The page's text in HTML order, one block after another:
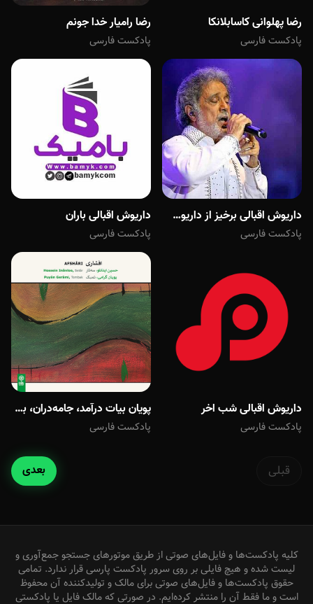
رضا پهلوانی کاسابلانکا
پادکست فارسی
رضا رامیار خدا جونم
پادکست فارسی
داریوش اقبالی برخیز از داریوش اقبالی (320 + متن کامل)
پادکست فارسی
داریوش اقبالی باران
پادکست فارسی
داریوش اقبالی شب اخر
پادکست فارسی
پویان بیات درآمد، جامه‌دران، بسته‌نگار
پادکست فارسی
قبلی بعدی
کلیه پادکست‌ها و فایل‌های صوتی از طریق موتورهای جستجو جمع‌آوری و
لیست شده و هیچ فایلی بر روی سرور پادکست پارسی قرار ندارد. تمامی
حقوق پادکست‌ها و فایل‌های صوتی برای مالک و تولیدکننده آن محفوظ
است و ما فقط آن را منتشر کرده‌ایم. در صورتی که مالک فایل یا پادکستی